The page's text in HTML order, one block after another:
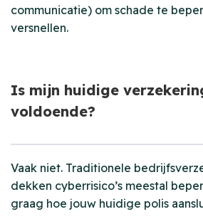
communicatie) om schade te
versnellen.
Is mijn huidige
voldoende?
Vaak niet. Traditionele
dekken cyberrisico’s meestal
graag hoe jouw huidige polis